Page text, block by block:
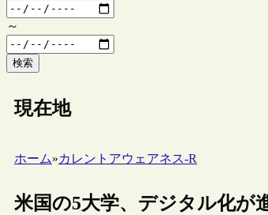
～
検索
現在地
ホーム»カレントアウェアネス-R
米国の5大学、デジタル化が